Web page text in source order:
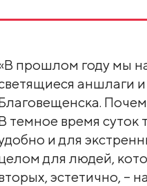
прошлом году мы
аншлаги
темное время суток
и для
для людей,
эстетично, –